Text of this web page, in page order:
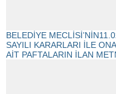
BELEDİYE
SAYILI KARARLARI İLE
AİT PAFTALARIN İLAN